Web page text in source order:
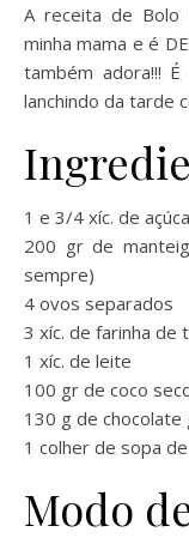
A receita de Bolo
minha mama e é
também adora!!!
lanchindo da tarde
1 e 3/4 xíc. de
200 gr de
sempre)
4 ovos separados
3 xíc. de farinha de
1 xíc. de leite
100 gr de coco
130 g de chocolate
1 colher de sopa
Modo